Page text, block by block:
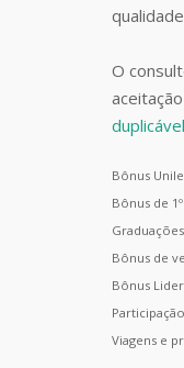
O
duplicável
Bônus
Bônus de
Bônus de
Bônus
Viagens e